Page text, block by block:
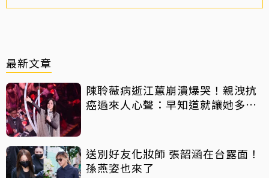
最新文章
陳聆薇病逝江蕙崩潰爆哭！親洩抗
癌過來人心聲：早知道就讓她多化
送別好友化妝師 張韶涵在台露面！
孫燕姿也來了